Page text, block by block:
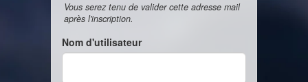
Vous serez tenu de valider cette adresse mail
après l'inscription.
Nom d'utilisateur